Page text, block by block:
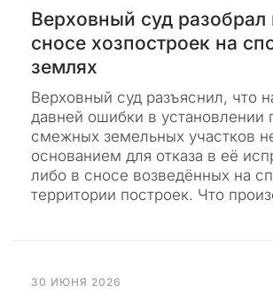
Верховный суд разобрал
сносе хозпостроек на
землях
Верховный суд разъяснил, что
давней ошибки в установлении
смежных земельных участков
основанием для отказа в её
либо в сносе возведённых на
территории построек. Что
30 ИЮНЯ 2026
с
а
»
э
т
о
и
с
к
и